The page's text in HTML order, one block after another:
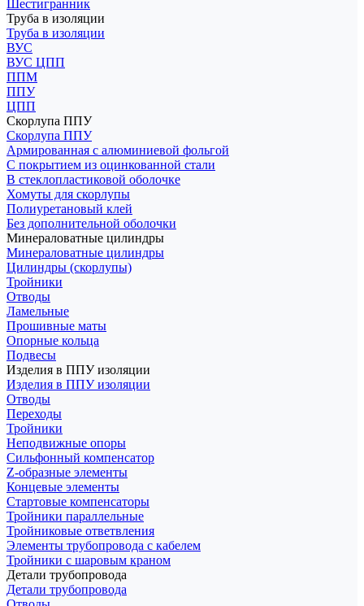
Шестигранник
Труба в изоляции
Труба в изоляции
ВУС
ВУС ЦПП
ППМ
ППУ
ЦПП
Скорлупа ППУ
Скорлупа ППУ
Армированная с алюминиевой фольгой
С покрытием из оцинкованной стали
В стеклопластиковой оболочке
Хомуты для скорлупы
Полиуретановый клей
Без дополнительной оболочки
Минераловатные цилиндры
Минераловатные цилиндры
Цилиндры (скорлупы)
Тройники
Отводы
Ламельные
Прошивные маты
Опорные кольца
Подвесы
Изделия в ППУ изоляции
Изделия в ППУ изоляции
Отводы
Переходы
Тройники
Неподвижные опоры
Cильфонный компенсатор
Z-образные элементы
Концевые элементы
Стартовые компенсаторы
Тройники параллельные
Тройниковые ответвления
Элементы трубопровода с кабелем
Тройники с шаровым краном
Детали трубопровода
Детали трубопровода